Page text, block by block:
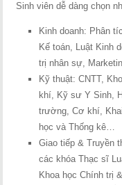
Sinh viên dễ dàng chọn
Kinh doanh: Phân
Kế toán, Luật Kinh
trị nhân sự,
Kỹ thuật: CNTT,
khí, Kỹ sư Y Sinh,
trường, Cơ khí,
học và Thống kê…
Giao tiếp & Truyền
các khóa Thạc sĩ
Khoa học Chính trị